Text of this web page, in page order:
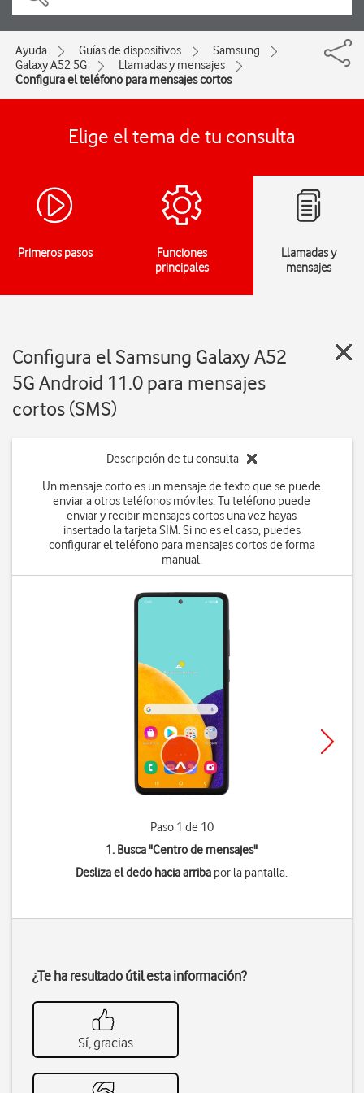
Ayuda Guías de dispositivos
Samsung
Galaxy A52 5G
Llamadas y mensajes
Configura el teléfono para mensajes cortos
Elige el tema de tu consulta
Primeros pasos
Funciones
principales
Llamadas y
mensajes
Configura el Samsung Galaxy A52
5G Android 11.0 para mensajes
cortos (SMS)
Descripción de tu consulta
Un mensaje corto es un mensaje de texto que se puede
enviar a otros teléfonos móviles. Tu teléfono puede
enviar y recibir mensajes cortos una vez hayas
insertado la tarjeta SIM. Si no es el caso, puedes
configurar el teléfono para mensajes cortos de forma
manual.
Paso 1 de 10
1. Busca "Centro de mensajes"
Desliza el dedo hacia arriba por la pantalla.
¿Te ha resultado útil esta información?
Sí, gracias